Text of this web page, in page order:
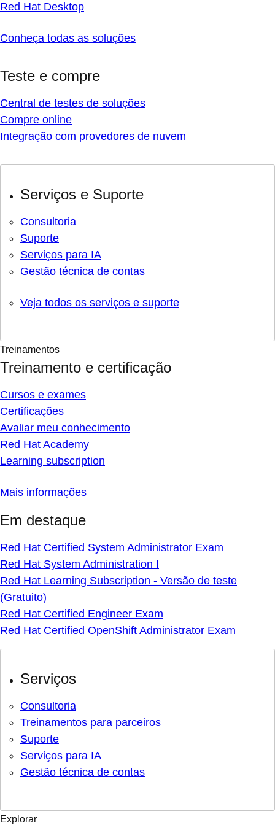
Red Hat Desktop
Conheça todas as soluções
Teste e compre
Central de testes de soluções
Compre online
Integração com provedores de nuvem
Serviços e Suporte
Consultoria
Suporte
Serviços para IA
Gestão técnica de contas
Veja todos os serviços e suporte
Treinamentos
Treinamento e certificação
Cursos e exames
Certificações
Avaliar meu conhecimento
Red Hat Academy
Learning subscription
Mais informações
Em destaque
Red Hat Certified System Administrator Exam
Red Hat System Administration I
Red Hat Learning Subscription - Versão de teste
(Gratuito)
Red Hat Certified Engineer Exam
Red Hat Certified OpenShift Administrator Exam
Serviços
Consultoria
Treinamentos para parceiros
Suporte
Serviços para IA
Gestão técnica de contas
Explorar